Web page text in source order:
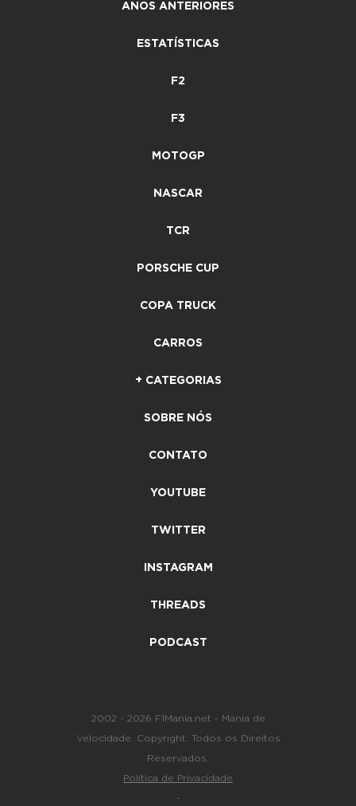
ANOS ANTERIORES
ESTATÍSTICAS
F2
F3
MOTOGP
NASCAR
TCR
PORSCHE CUP
COPA TRUCK
CARROS
+ CATEGORIAS
SOBRE NÓS
CONTATO
YOUTUBE
TWITTER
INSTAGRAM
THREADS
PODCAST
2002 - 2026 F1Mania.net - Mania de
Velocidade. Copyright. Todos os Direitos
Reservados.
Política de Privacidade
-